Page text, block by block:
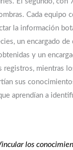
Cada equipo
la información
un encargado de
y un
registros, mientras
sus
aprendían a
los